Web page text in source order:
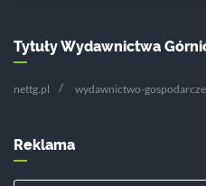
Tytuły Wydawnictwa
nettg.pl wydawnictwo-
Reklama